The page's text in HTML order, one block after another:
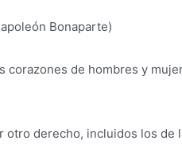
Bonaparte)
corazones de hombres y
derecho, incluidos los de